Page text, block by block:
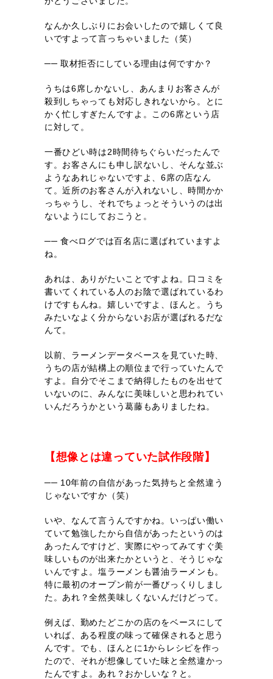
なんか久しぶりにお会いしたので嬉しくて良
いですよって言っちゃいました（笑）
── 取材拒否にしている理由は何ですか？
うちは6席しかないし、あんまりお客さんが
殺到しちゃっても対応しきれないから。とに
かく忙しすぎたんですよ。この6席という店
に対して。
一番ひどい時は2時間待ちぐらいだったんで
す。お客さんにも申し訳ないし、そんな並ぶ
ようなあれじゃないですよ、6席の店なん
て。近所のお客さんが入れないし、時間かか
っちゃうし、それでちょっとそういうのは出
ないようにしておこうと。
── 食べログでは百名店に選ばれていますよ
ね。
あれは、ありがたいことですよね。口コミを
書いてくれている人のお陰で選ばれているわ
けですもんね。嬉しいですよ、ほんと。うち
みたいなよく分からないお店が選ばれるだな
んて。
以前、ラーメンデータベースを見ていた時、
うちの店が結構上の順位まで行っていたんで
すよ。自分でそこまで納得したものを出せて
いないのに、みんなに美味しいと思われてい
いんだろうかという葛藤もありましたね。
【想像とは違っていた試作段階】
── 10年前の自信があった気持ちと全然違う
じゃないですか（笑）
いや、なんて言うんですかね。いっぱい働い
ていて勉強したから自信があったというのは
あったんですけど、実際にやってみてすぐ美
味しいものが出来たかというと、そうじゃな
いんですよ。塩ラーメンも醤油ラーメンも。
特に最初のオープン前が一番びっくりしまし
た。あれ？全然美味しくないんだけどって。
例えば、勤めたどこかの店のをベースにして
いれば、ある程度の味って確保されると思う
んです。でも、ほんとに1からレシピを作っ
たので、それが想像していた味と全然違かっ
たんですよ。あれ？おかしいな？と。